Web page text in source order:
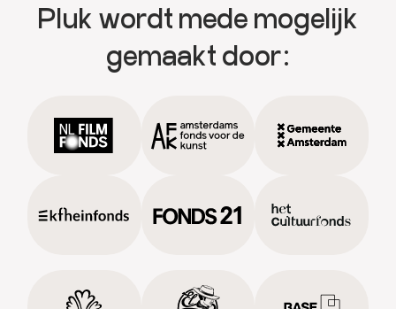
Pluk wordt mede mogelijk
gemaakt door: